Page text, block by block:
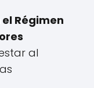
Régimen
al